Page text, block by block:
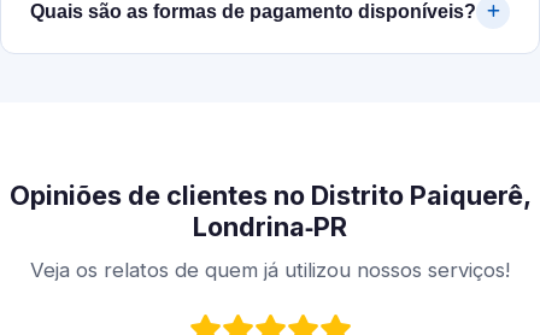
Quais são as formas de pagamento disponíveis?
Opiniões de clientes no Distrito Paiquerê,
Londrina‑PR
Veja os relatos de quem já utilizou nossos serviços!